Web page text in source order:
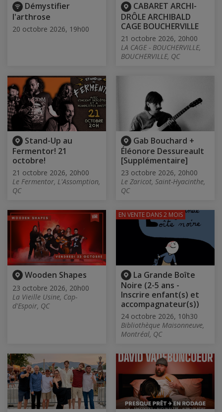
Démystifier
l'arthrose
20 octobre 2026, 19h00
CABARET ARCHI-
DRÔLE ARCHIBALD
CAGE BOUCHERVILLE
21 octobre 2026, 20h00
LA CAGE - BOUCHERVILLE,
BOUCHERVILLE, QC
Stand-Up au
Fermentor! 21
octobre!
21 octobre 2026, 20h00
Le Fermentor, L'Assomption,
QC
Gab Bouchard +
Éléonore Dessureault
[Supplémentaire]
23 octobre 2026, 20h00
Le Zaricot, Saint-Hyacinthe,
QC
Wooden Shapes
23 octobre 2026, 20h00
La Vieille Usine, Cap-
d'Espoir, QC
La Grande Boîte
Noire (2-5 ans -
Inscrire enfant(s) et
accompagnateur(s))
24 octobre 2026, 10h30
Bibliothèque Maisonneuve,
Montréal, QC
EN VENTE DANS 2 MOIS